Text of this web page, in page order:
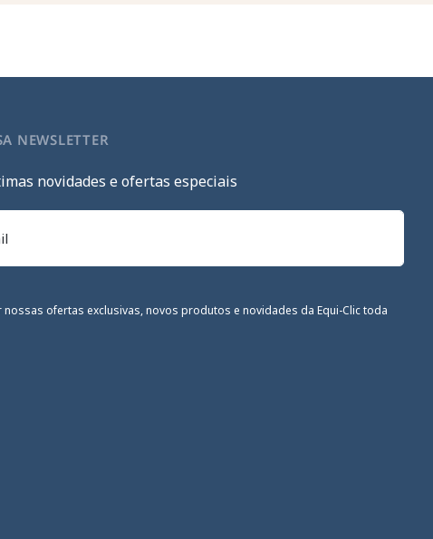
NEWSLETTER
novidades e ofertas especiais
nossas ofertas exclusivas, novos produtos e novidades da Equi-Clic toda